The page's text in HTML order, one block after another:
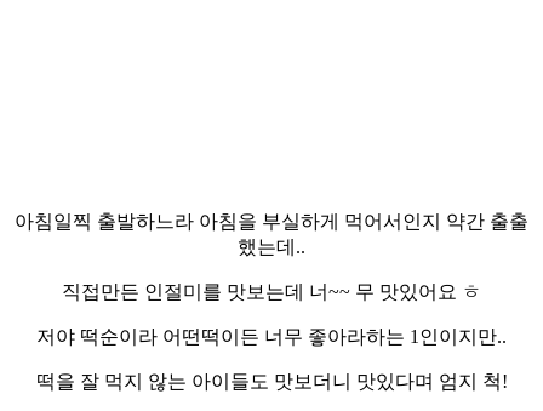
아침일찍 출발하느라 아침을 부실하게 먹어서인지 약간 출출
했는데..
직접만든 인절미를 맛보는데 너~~ 무 맛있어요 ㅎ
저야 떡순이라 어떤떡이든 너무 좋아라하는 1인이지만..
떡을 잘 먹지 않는 아이들도 맛보더니 맛있다며 엄지 척!